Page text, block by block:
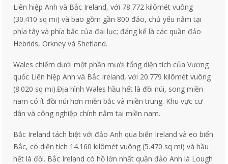
Liên hiệp Anh và Bắc Ireland, với 78.772 kilômét vuông
(30.410 sq mi) và bao gồm gần 800 đảo, chủ yếu nằm tại
phía tây và phía bắc của đại lục; đáng kể là các quần đảo
Hebrids, Orkney và Shetland.
Wales chiếm dưới một phần mười tổng diện tích của Vương
quốc Liên hiệp Anh và Bắc Ireland, với 20.779 kilômét vuông
(8.020 sq mi).Địa hình Wales hầu hết là đồi núi, song miền
nam có ít đồi núi hơn miền bắc và miền trung. Khu vực cư
dân và công nghiệp chính nằm tại miền nam.
Bắc Ireland tách biệt với đảo Anh qua biển Ireland và eo biển
Bắc, có diện tích 14.160 kilômét vuông (5.470 sq mi) và hầu
hết là đồi. Bắc Ireland có hồ lớn nhất quần đảo Anh là Lough